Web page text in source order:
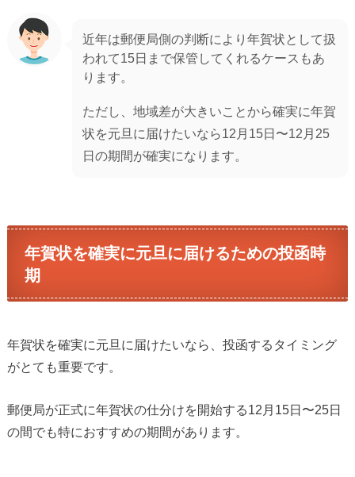
近年は郵便局側の判断により年賀状として扱
われて15日まで保管してくれるケースもあ
ります。
ただし、地域差が大きいことから確実に年賀
状を元旦に届けたいなら12月15日〜12月25
日の期間が確実になります。
年賀状を確実に元旦に届けるための投函時
期
年賀状を確実に元旦に届けたいなら、投函するタイミング
がとても重要です。
郵便局が正式に年賀状の仕分けを開始する12月15日〜25日
の間でも特におすすめの期間があります。